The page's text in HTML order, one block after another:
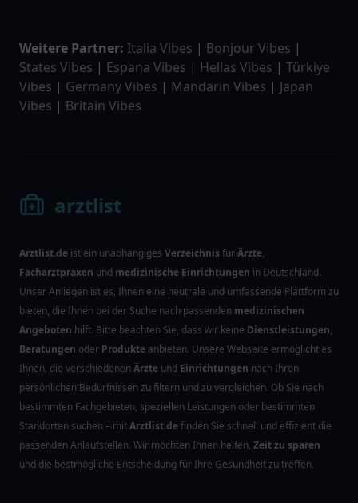
Weitere Partner: Italia Vibes | Bonjour Vibes |
States Vibes | Espana Vibes | Hellas Vibes | Türkiye
Vibes | Germany Vibes | Mandarin Vibes | Japan
Vibes | Britain Vibes
arztlist
Arztlist.de ist ein unabhängiges VerzeichnisfürÄrzte,
Facharztpraxen und medizinische Einrichtungen in Deutschland.
Unser Anliegen ist es, Ihnen eine neutrale und umfassende Plattform zu
bieten, die Ihnen bei der Suche nach passenden medizinischen
Angeboten hilft. Bitte beachten Sie, dass wir keine Dienstleistungen,
Beratungen oder Produkte anbieten. Unsere Webseite ermöglicht es
Ihnen, die verschiedenenÄrzte und Einrichtungen nach Ihren
persönlichen Bedürfnissen zu filtern und zu vergleichen. Ob Sie nach
bestimmten Fachgebieten, speziellen Leistungen oder bestimmten
Standorten suchen – mitArztlist.definden Sie schnell und effizient die
passenden Anlaufstellen. Wir möchten Ihnen helfen, Zeit zu sparen
und die bestmögliche Entscheidung für Ihre Gesundheit zu treffen.